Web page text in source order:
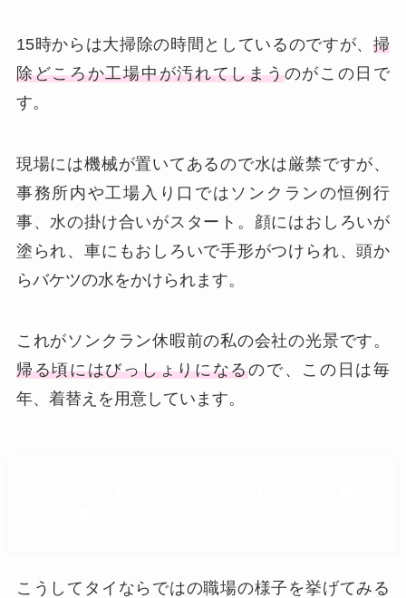
15時からは大掃除の時間としているのですが、掃
除どころか工場中が汚れてしまうのがこの日で
す。
現場には機械が置いてあるので水は厳禁ですが、
事務所内や工場入り口ではソンクランの恒例行
事、水の掛け合いがスタート。顔にはおしろいが
塗られ、車にもおしろいで手形がつけられ、頭か
らバケツの水をかけられます。
これがソンクラン休暇前の私の会社の光景です。
帰る頃にはびっしょりになるので、この日は毎
年、着替えを用意しています。
こうしてタイならではの職場の様子を挙げてみる